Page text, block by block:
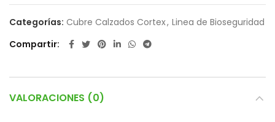
Categorías: Cubre Calzados Cortex, Linea de Bioseguridad
Compartir
VALORACIONES (0)